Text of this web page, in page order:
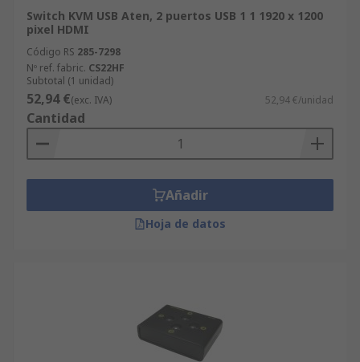
Switch KVM USB Aten, 2 puertos USB 1 1 1920 x 1200
pixel HDMI
Código RS 285-7298
Nº ref. fabric. CS22HF
Subtotal (1 unidad)
52,94 €(exc. IVA) 52,94 €/unidad
Cantidad
Añadir
Hoja de datos